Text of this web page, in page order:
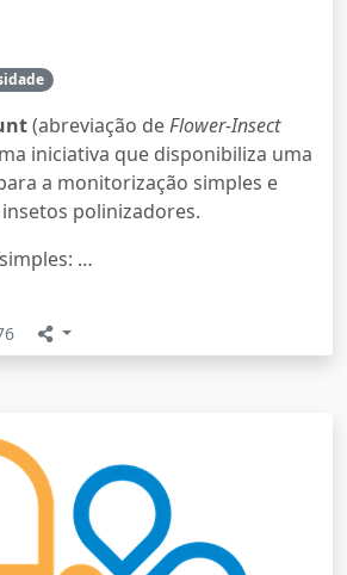
(abreviação deFlower-Insect
iniciativa que disponibiliza uma
a monitorização simples e
polinizadores.
…